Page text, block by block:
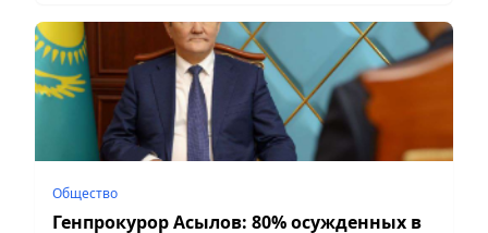
Общество
Генпрокурор Асылов: 80% осужденных в